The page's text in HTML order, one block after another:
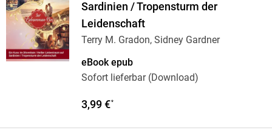
Sardinien / Tropensturm der
Leidenschaft
Terry M. Gradon, Sidney Gardner
eBook epub
Sofort lieferbar (Download)
3,99 €*